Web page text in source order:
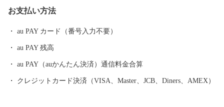
も目白押しです。 そんな山形県への旅を一層豊かなものにするの
が温泉です。山形県は、全ての市町村に温泉が湧出し、山や渓谷
海沿いの温泉など、様々なタイプの温泉を楽しむことができま
す。 ふるさと納税を機に山形へお越しいただき、旬の味覚、歴史
や文化、自然をお楽しみください。
お支払い方法
au PAY カード（番号入力不要）
au PAY 残高
au PAY（auかんたん決済）通信料金合算
クレジットカード決済（VISA、Master、JCB、Diners、AMEX）